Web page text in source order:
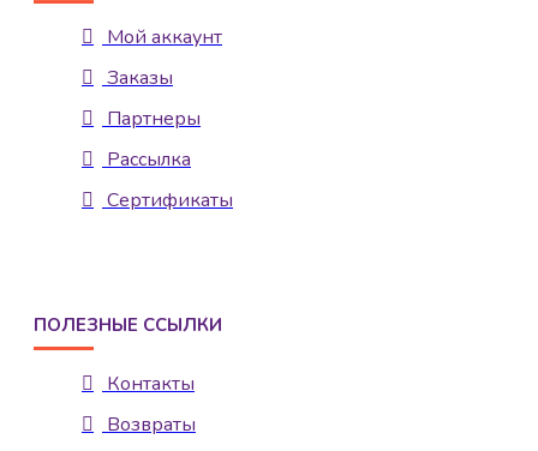
Мой аккаунт
Заказы
Партнеры
Рассылка
Сертификаты
ПОЛЕЗНЫЕ ССЫЛКИ
Контакты
Возвраты